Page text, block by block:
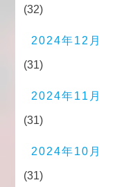
(32)
2024年12月
(31)
2024年11月
(31)
2024年10月
(31)